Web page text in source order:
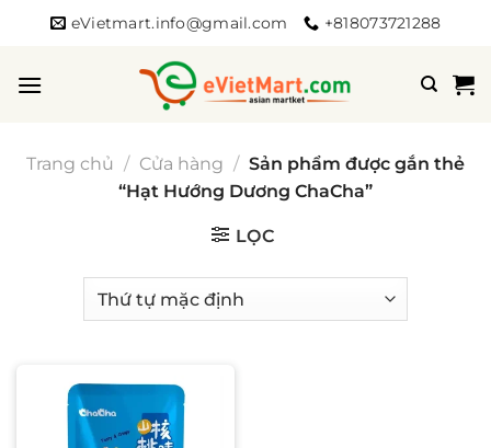
dung
eVietmart.info@gmail.com +818073721288
Trang chủ / Cửa hàng / Sản phẩm được gắn thẻ
“Hạt Hướng Dương ChaCha”
LỌC